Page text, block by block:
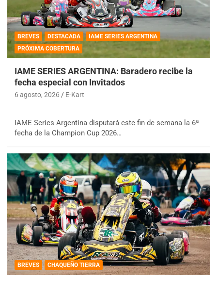
BREVES DESTACADA
IAME SERIES ARGENTINA
PRÓXIMA COBERTURA
IAME SERIES ARGENTINA: Baradero recibe la
fecha especial con Invitados
6 agosto, 2026 E-Kart
IAME Series Argentina disputará este fin de semana la 6ª
fecha de la Champion Cup 2026…
BREVES CHAQUEÑO TIERRA